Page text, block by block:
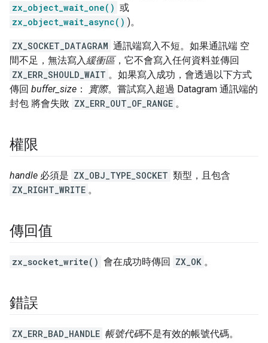
zx_object_wait_one() 或
zx_object_wait_async() )。
ZX_SOCKET_DATAGRAM 通訊端寫入不短。如果通訊端 空
間不足，無法寫入緩衝區，它不會寫入任何資料並傳回
ZX_ERR_SHOULD_WAIT 。如果寫入成功，會透過以下方式
傳回 buffer_size ： 實際。嘗試寫入超過 Datagram 通訊端的
封包 將會失敗 ZX_ERR_OUT_OF_RANGE 。
權限
handle 必須是 ZX_OBJ_TYPE_SOCKET 類型，且包含
ZX_RIGHT_WRITE 。
傳回值
zx_socket_write() 會在成功時傳回 ZX_OK 。
錯誤
ZX_ERR_BAD_HANDLE 帳號代碼不是有效的帳號代碼。